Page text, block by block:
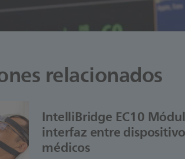
relacionados
IntelliBridge EC10
interfaz entre
médicos